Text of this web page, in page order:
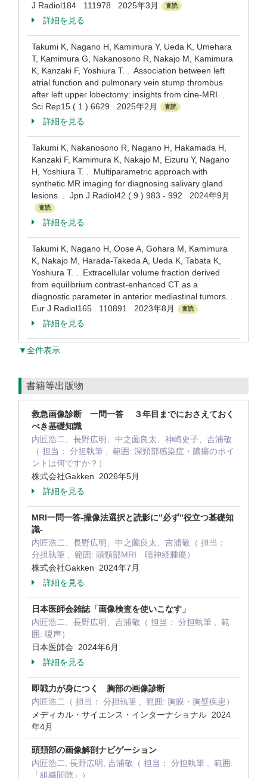
J Radiol184 111978 2025年3月
査読
詳細を見る
Takumi K, Nagano H, Kamimura Y, Ueda K, Umehara
T, Kamimura G, Nakanosono R, Nakajo M, Kamimura
K, Kanzaki F, Yoshiura T. . Association between left
atrial function and pulmonary vein stump thrombus
after left upper lobectomy: insights from cine-MRI. .
Sci Rep15 ( 1 ) 6629 2025年2月
査読
詳細を見る
Takumi K, Nakanosono R, Nagano H, Hakamada H,
Kanzaki F, Kamimura K, Nakajo M, Eizuru Y, Nagano
H, Yoshiura T. . Multiparametric approach with
synthetic MR imaging for diagnosing salivary gland
lesions. . Jpn J Radiol42 ( 9 ) 983 - 992 2024年9月
査読
詳細を見る
Takumi K, Nagano H, Oose A, Gohara M, Kamimura
K, Nakajo M, Harada-Takeda A, Ueda K, Tabata K,
Yoshiura T. . Extracellular volume fraction derived
from equilibrium contrast-enhanced CT as a
diagnostic parameter in anterior mediastinal tumors. .
Eur J Radiol165 110891 2023年8月
査読
詳細を見る
▼全件表示
書籍等出版物
救急画像診断 一問一答 ３年目までにおさえておく
べき基礎知識
内匠浩二、長野広明、中之薗良太、神崎史子、吉浦敬
（ 担当： 分担執筆 , 範囲: 深頸部感染症・膿瘍のポイ
ントは何ですか？）
株式会社Gakken 2026年5月
詳細を見る
MRI一問一答-撮像法選択と読影に”必ず”役立つ基礎知
識-
内匠浩二、長野広明、中之薗良太、吉浦敬（ 担当：
分担執筆 , 範囲: 頭頸部MRI 聴神経腫瘍）
株式会社Gakken 2024年7月
詳細を見る
日本医師会雑誌「画像検査を使いこなす」
内匠浩二、長野広明、吉浦敬（ 担当： 分担執筆 , 範
囲: 嗄声）
日本医師会 2024年6月
詳細を見る
即戦力が身につく 胸部の画像診断
内匠浩二（ 担当： 分担執筆 , 範囲: 胸膜・胸壁疾患）
メディカル・サイエンス・インターナショナル 2024
年4月
頭頚部の画像解剖ナビゲーション
内匠浩二, 長野広明, 吉浦敬（ 担当： 分担執筆 , 範囲:
「組織間隙」）